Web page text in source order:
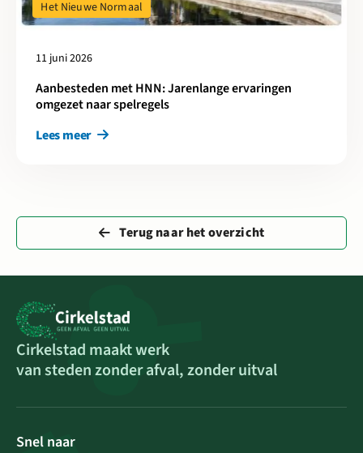
11 juni 2026
Aanbesteden met HNN: Jarenlange ervaringen
omgezet naar spelregels
Het Nieuwe Normaal
Lees meer
Terug naar het overzicht
Cirkelstad maakt werk
van steden zonder afval, zonder uitval
Snel naar